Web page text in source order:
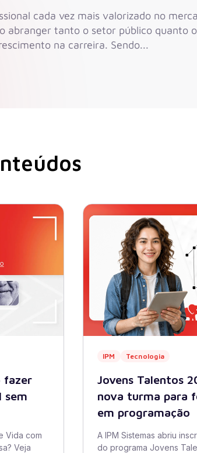
cada vez mais valorizado no
abranger tanto o setor público quanto
na carreira. Sendo...
fazer
sem
Vida com
Veja
IPM Tecnologia
Jovens Talentos
nova turma para
em programação
A IPM Sistemas abriu
do programa Jovens